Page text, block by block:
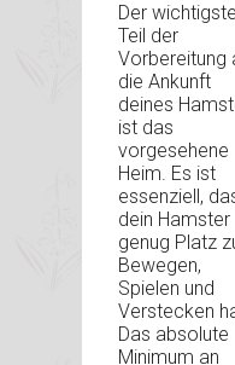
Der wichtigste
Teil der
Vorbereitung
die Ankunft
deines
ist das
vorgesehene
Heim. Es ist
essenziell,
dein Hamster
genug Platz
Bewegen,
Spielen und
Verstecken
Das absolute
Minimum an